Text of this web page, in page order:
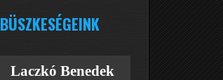
BÜSZKESÉGEINK
Laczkó Benedek